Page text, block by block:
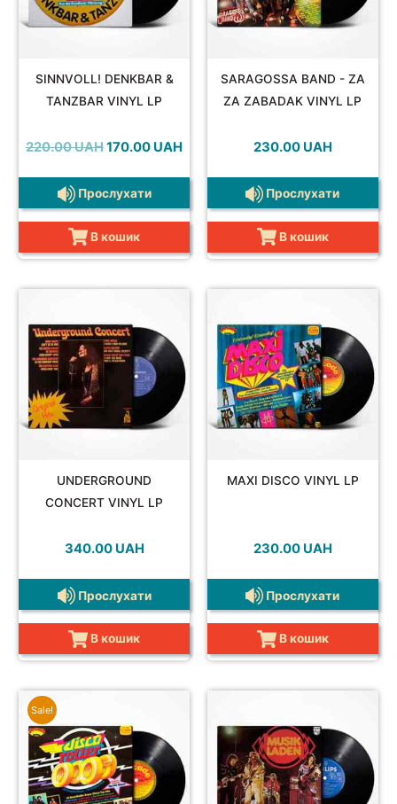
SINNVOLL! DENKBAR &
TANZBAR VINYL LP
220.00UAH Оригінальна
170.00 UAH
Прослухати
В кошик
SARAGOSSA BAND - ZA
ZA ZABADAK VINYL LP
230.00 UAH
Прослухати
В кошик
UNDERGROUND
CONCERT VINYL LP
340.00 UAH
Прослухати
В кошик
MAXI DISCO VINYL LP
230.00 UAH
Прослухати
В кошик
Sale!